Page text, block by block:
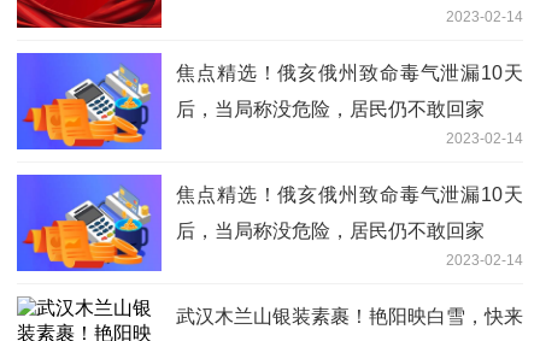
2023-02-14
焦点精选！俄亥俄州致命毒气泄漏10天
后，当局称没危险，居民仍不敢回家
2023-02-14
焦点精选！俄亥俄州致命毒气泄漏10天
后，当局称没危险，居民仍不敢回家
2023-02-14
武汉木兰山银装素裹！艳阳映白雪，快来